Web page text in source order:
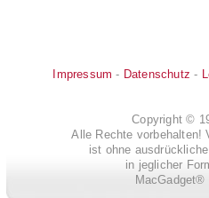
Impressum - Datenschutz -
Copyright ©
Alle Rechte vorbehalten!
ist ohne
in jeglicher
MacGadget®